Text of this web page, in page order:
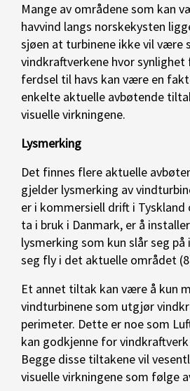
Mange av områdene som kan
havvind langs norskekysten
sjøen at turbinene ikke vil være
vindkraftverkene hvor synlighet
ferdsel til havs kan være en
enkelte aktuelle avbøtende
visuelle virkningene.
Lysmerking
Det finnes flere aktuelle
gjelder lysmerking av
er i kommersiell drift i Tyskland
ta i bruk i Danmark, er å
lysmerking som kun slår seg
seg fly i det aktuelle området
Et annet tiltak kan være å kun
vindturbinene som utgjør
perimeter. Dette er noe som
kan godkjenne for
Begge disse tiltakene vil
visuelle virkningene som følge